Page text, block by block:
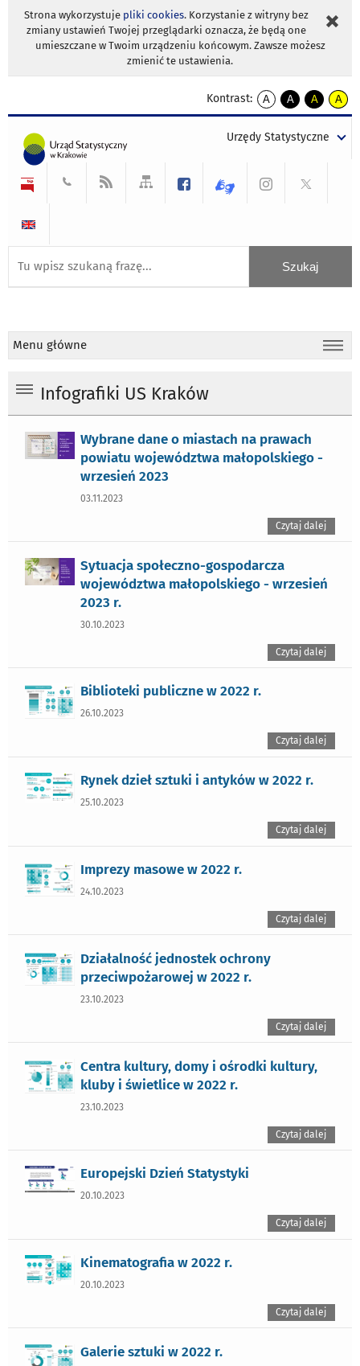
Strona wykorzystuje pliki cookies. Korzystanie z witryny bez
zmiany ustawień Twojej przeglądarki oznacza, że będą one
umieszczane w Twoim urządzeniu końcowym. Zawsze możesz
zmienić te ustawienia.
Kontrast:
A
kontrast
A
kontrast
tekst
czarnym
A
kontrast
tekst
czarnym
A
tekst
żółtym
Urzędy Statystyczne
Menu główne
Infografiki US Kraków
Wybrane dane o miastach na prawach
powiatu województwa małopolskiego -
wrzesień 2023
03.11.2023
Czytaj dalej
Sytuacja społeczno-gospodarcza
województwa małopolskiego - wrzesień
2023 r.
30.10.2023
Czytaj dalej
Biblioteki publiczne w 2022 r.
26.10.2023
Czytaj dalej
Rynek dzieł sztuki i antyków w 2022 r.
25.10.2023
Czytaj dalej
Imprezy masowe w 2022 r.
24.10.2023
Czytaj dalej
Działalność jednostek ochrony
przeciwpożarowej w 2022 r.
23.10.2023
Czytaj dalej
Centra kultury, domy i ośrodki kultury,
kluby i świetlice w 2022 r.
23.10.2023
Czytaj dalej
Europejski Dzień Statystyki
20.10.2023
Czytaj dalej
Kinematografia w 2022 r.
20.10.2023
Czytaj dalej
Galerie sztuki w 2022 r.